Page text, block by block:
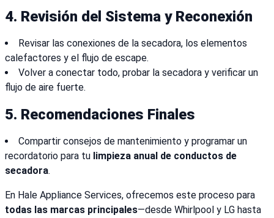
4. Revisión del Sistema y Reconexión
Revisar las conexiones de la secadora, los elementos
calefactores y el flujo de escape.
Volver a conectar todo, probar la secadora y verificar un
flujo de aire fuerte.
5. Recomendaciones Finales
Compartir consejos de mantenimiento y programar un
recordatorio para tu limpieza anual de conductos de
secadora.
En Hale Appliance Services, ofrecemos este proceso para
todas las marcas principales—desde Whirlpool y LG hasta